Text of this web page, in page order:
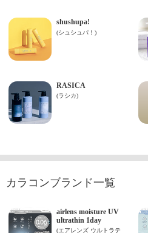
カラコンブランド一覧